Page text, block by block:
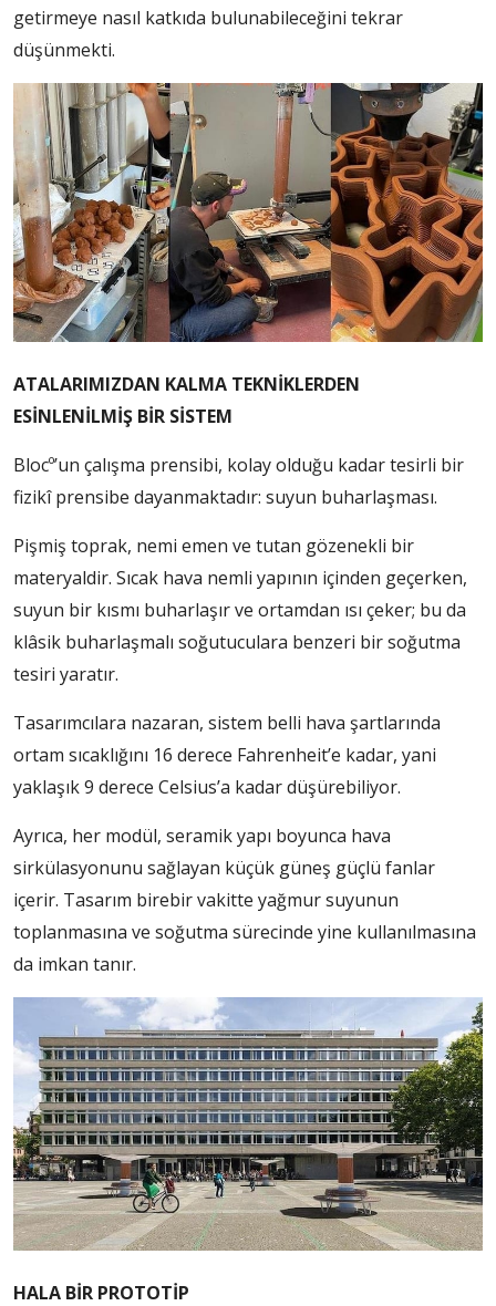
getirmeye nasıl katkıda bulunabileceğini tekrar
düşünmekti.
ATALARIMIZDAN KALMA TEKNİKLERDEN
ESİNLENİLMİŞ BİR SİSTEM
Blocº’un çalışma prensibi, kolay olduğu kadar tesirli bir
fizikî prensibe dayanmaktadır: suyun buharlaşması.
Pişmiş toprak, nemi emen ve tutan gözenekli bir
materyaldir. Sıcak hava nemli yapının içinden geçerken,
suyun bir kısmı buharlaşır ve ortamdan ısı çeker; bu da
klâsik buharlaşmalı soğutuculara benzeri bir soğutma
tesiri yaratır.
Tasarımcılara nazaran, sistem belli hava şartlarında
ortam sıcaklığını 16 derece Fahrenheit’e kadar, yani
yaklaşık 9 derece Celsius’a kadar düşürebiliyor.
Ayrıca, her modül, seramik yapı boyunca hava
sirkülasyonunu sağlayan küçük güneş güçlü fanlar
içerir. Tasarım birebir vakitte yağmur suyunun
toplanmasına ve soğutma sürecinde yine kullanılmasına
da imkan tanır.
HALA BİR PROTOTİP